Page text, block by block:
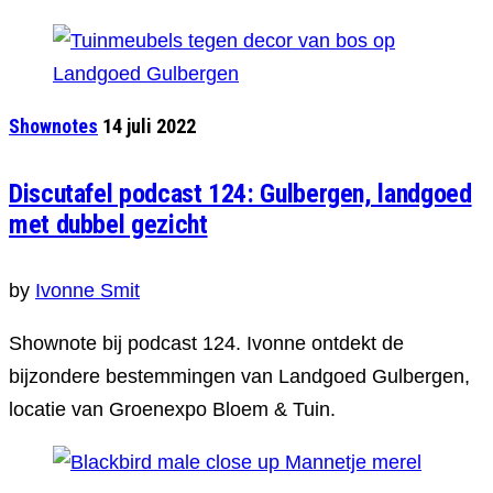
Shownotes 14 juli 2022
Discutafel podcast 124: Gulbergen, landgoed
met dubbel gezicht
by Ivonne Smit
Shownote bij podcast 124. Ivonne ontdekt de
bijzondere bestemmingen van Landgoed Gulbergen,
locatie van Groenexpo Bloem & Tuin.